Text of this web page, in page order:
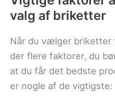
valg af briketter
Når du vælger
der flere faktorer, du
at du får det bedste
er nogle af de vigtigste: